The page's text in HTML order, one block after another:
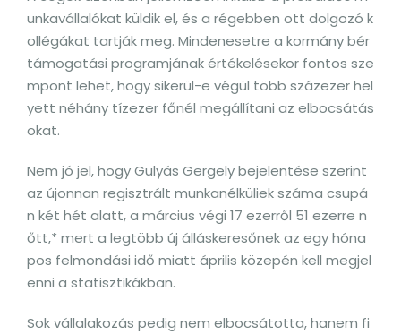
unkavállalókat küldik el, és a régebben ott dolgozó k
ollégákat tartják meg. Mindenesetre a kormány bér
támogatási programjának értékelésekor fontos sze
mpont lehet, hogy sikerül-e végül több százezer hel
yett néhány tízezer főnél megállítani az elbocsátás
okat.
Nem jó jel, hogy Gulyás Gergely bejelentése szerint
az újonnan regisztrált munkanélküliek száma csupá
n két hét alatt, a március végi 17 ezerről 51 ezerre n
őtt,* mert a legtöbb új álláskeresőnek az egy hóna
pos felmondási idő miatt április közepén kell megjel
enni a statisztikákban.
Sok vállalakozás pedig nem elbocsátotta, hanem fi